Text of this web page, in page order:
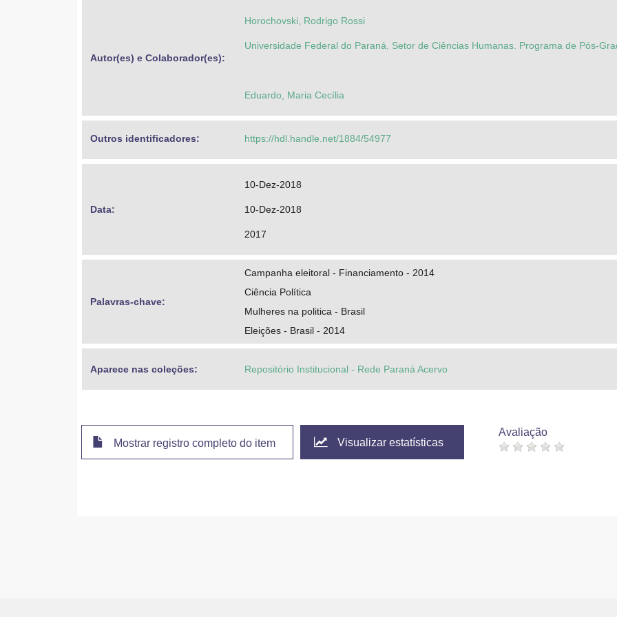
Autor(es) e Colaborador(es):
Horochovski, Rodrigo Rossi
Universidade Federal do Paraná. Setor de Ciências Humanas. Programa de Pós-
Eduardo, Maria Cecília
Outros identificadores: https://hdl.handle.net/1884/54977
Data:
10-Dez-2018
10-Dez-2018
2017
Palavras-chave:
Campanha eleitoral - Financiamento - 2014
Ciência Política
Mulheres na politica - Brasil
Eleições - Brasil - 2014
Aparece nas coleções: Repositório Institucional - Rede Paraná Acervo
Mostrar registro completo do item Visualizar estatísticas
Avaliação